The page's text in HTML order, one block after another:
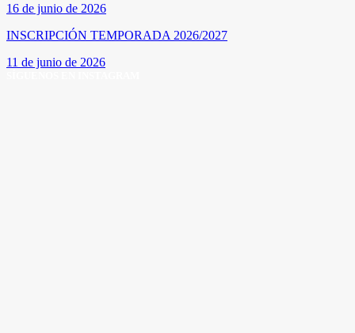
16 de junio de 2026
INSCRIPCIÓN TEMPORADA 2026/2027
11 de junio de 2026